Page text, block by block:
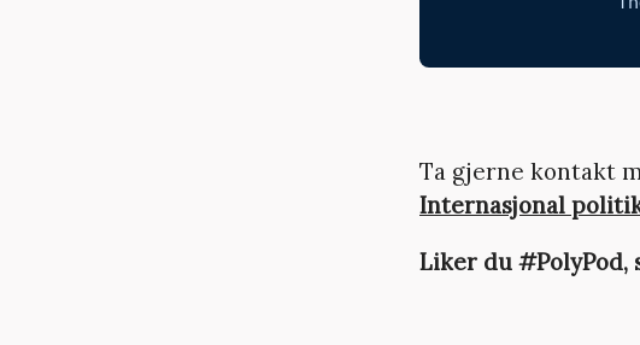
Ta gjerne kontakt
Internasjonal
Liker du #PolyPod,